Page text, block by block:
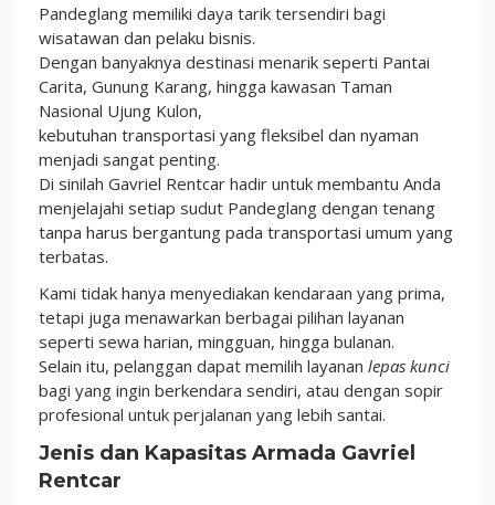
Pandeglang memiliki daya tarik tersendiri bagi
wisatawan dan pelaku bisnis.
Dengan banyaknya destinasi menarik seperti Pantai
Carita, Gunung Karang, hingga kawasan Taman
Nasional Ujung Kulon,
kebutuhan transportasi yang fleksibel dan nyaman
menjadi sangat penting.
Di sinilah Gavriel Rentcar hadir untuk membantu Anda
menjelajahi setiap sudut Pandeglang dengan tenang
tanpa harus bergantung pada transportasi umum yang
terbatas.
Kami tidak hanya menyediakan kendaraan yang prima,
tetapi juga menawarkan berbagai pilihan layanan
seperti sewa harian, mingguan, hingga bulanan.
Selain itu, pelanggan dapat memilih layanan lepas kunci
bagi yang ingin berkendara sendiri, atau dengan sopir
profesional untuk perjalanan yang lebih santai.
Jenis dan Kapasitas Armada Gavriel
Rentcar